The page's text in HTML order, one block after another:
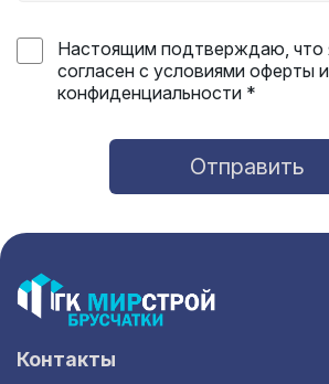
Настоящим подтверждаю, что
согласен с условиями оферты
конфиденциальности *
Отправить
Контакты